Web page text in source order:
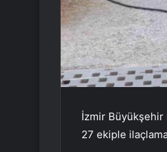
İzmir
27 ekiple ilaçlama